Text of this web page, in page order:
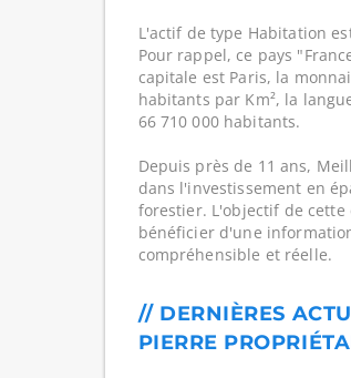
L'actif de type Habitation
Pour rappel, ce pays
capitale est Paris, la
habitants par Km², la
66 710 000 habitants.
Depuis près de 11 ans,
dans l'investissement en
forestier. L'objectif de
bénéficier d'une
compréhensible et réelle.
// DERNIÈRES
PIERRE